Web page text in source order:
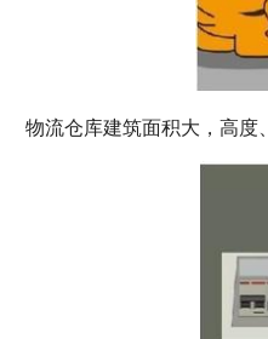
物流仓库建筑面积大，高度